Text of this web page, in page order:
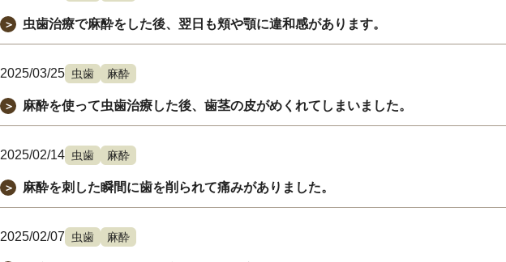
＞ 虫歯治療で麻酔をした後、翌日も頬や顎に違和感があります。
2025/03/25 虫歯 麻酔
＞ 麻酔を使って虫歯治療した後、歯茎の皮がめくれてしまいました。
2025/02/14 虫歯 麻酔
＞ 麻酔を刺した瞬間に歯を削られて痛みがありました。
2025/02/07 虫歯 麻酔